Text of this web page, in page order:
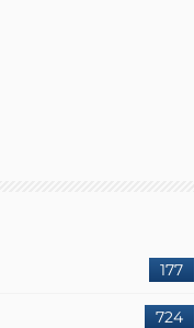
177
724